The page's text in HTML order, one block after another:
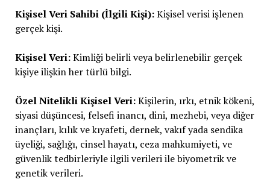
Kişisel Veri Sahibi (İlgili Kişi):Kişisel verisi işlenen
gerçek kişi.
Kişisel Veri:Kimliği belirli veya belirlenebilir gerçek
kişiye ilişkin her türlü bilgi.
Özel Nitelikli Kişisel Veri:Kişilerin, ırkı, etnik kökeni,
siyasi düşüncesi, felsefi inancı, dini, mezhebi, veya diğer
inançları, kılık ve kıyafeti, dernek, vakıf yada sendika
üyeliği, sağlığı, cinsel hayatı, ceza mahkumiyeti, ve
güvenlik tedbirleriyle ilgili verileri ile biyometrik ve
genetik verileri.